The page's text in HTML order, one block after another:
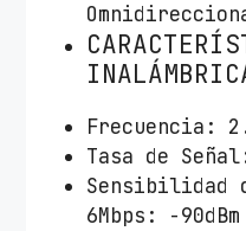
Frecuencia:
Tasa de
Sensibilidad
6Mbps: -90dBm